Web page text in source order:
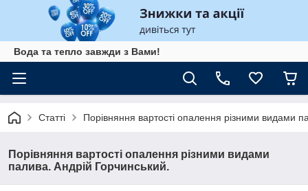
Вода та тепло завжди з Вами!
Статті Порівняння вартості опалення різними видами
Порівняння вартості опалення різними видами
палива. Андрій Горчинський.